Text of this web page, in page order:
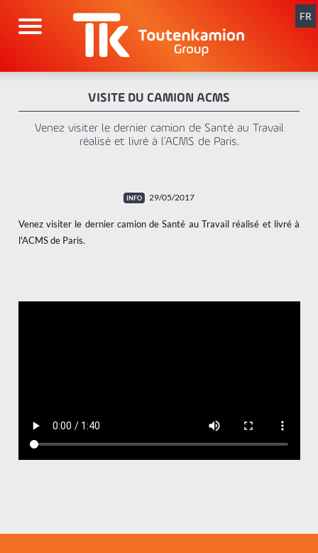
contenu
FR
VISITE DU CAMION ACMS
Venez visiter le dernier camion de Santé au Travail
réalisé et livré à l'ACMS de Paris.
29/05/2017
Venez visiter le dernier camion de Santé au Travail réalisé et livré à
l'ACMS de Paris.